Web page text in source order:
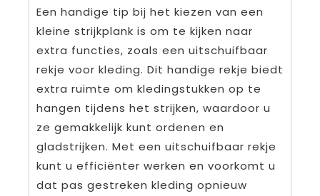
Een handige tip bij het kiezen van een
kleine strijkplank is om te kijken naar
extra functies, zoals een uitschuifbaar
rekje voor kleding. Dit handige rekje biedt
extra ruimte om kledingstukken op te
hangen tijdens het strijken, waardoor u
ze gemakkelijk kunt ordenen en
gladstrijken. Met een uitschuifbaar rekje
kunt u efficiënter werken en voorkomt u
dat pas gestreken kleding opnieuw